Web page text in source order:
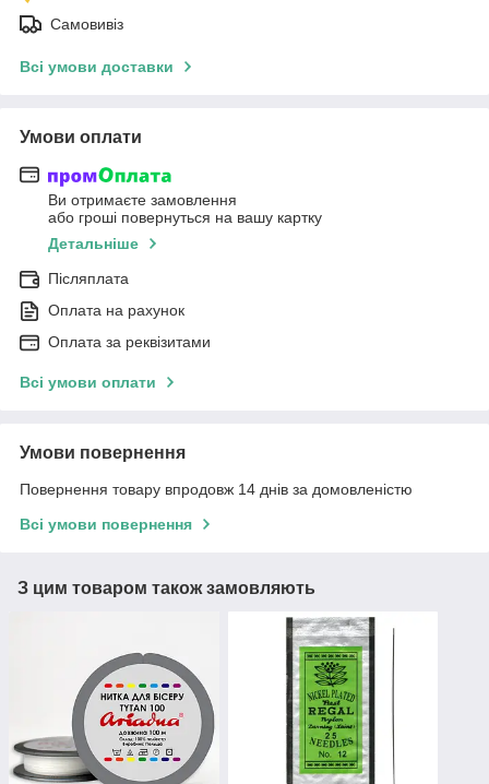
Самовивіз
Всі умови доставки
Умови оплати
Ви отримаєте замовлення
або гроші повернуться на вашу картку
Детальніше
Післяплата
Оплата на рахунок
Оплата за реквізитами
Всі умови оплати
Умови повернення
Повернення товару впродовж 14 днів за домовленістю
Всі умови повернення
З цим товаром також замовляють